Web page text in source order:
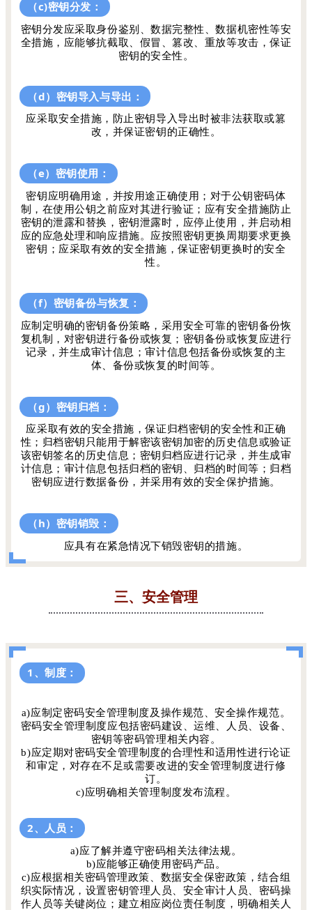
（c)密钥分发：
密钥分发应采取身份鉴别、数据完整性、数据机密性等安
全措施，应能够抗截取、假冒、篡改、重放等攻击，保证
密钥的安全性。
（d）密钥导入与导出：
应采取安全措施，防止密钥导入导出时被非法获取或篡
改，并保证密钥的正确性。
（e）密钥使用：
密钥应明确用途，并按用途正确使用；对于公钥密码体
制，在使用公钥之前应对其进行验证；应有安全措施防止
密钥的泄露和替换，密钥泄露时，应停止使用，并启动相
应的应急处理和响应措施。应按照密钥更换周期要求更换
密钥；应采取有效的安全措施，保证密钥更换时的安全
性。
（f）密钥备份与恢复：
应制定明确的密钥备份策略，采用安全可靠的密钥备份恢
复机制，对密钥进行备份或恢复；密钥备份或恢复应进行
记录，并生成审计信息；审计信息包括备份或恢复的主
体、备份或恢复的时间等。
（g）密钥归档：
应采取有效的安全措施，保证归档密钥的安全性和正确
性；归档密钥只能用于解密该密钥加密的历史信息或验证
该密钥签名的历史信息；密钥归档应进行记录，并生成审
计信息；审计信息包括归档的密钥、归档的时间等；归档
密钥应进行数据备份，并采用有效的安全保护措施。
（h）密钥销毁：
应具有在紧急情况下销毁密钥的措施。
三、安全管理
1、制度：
a)应制定密码安全管理制度及操作规范、安全操作规范。
密码安全管理制度应包括密码建设、运维、人员、设备、
密钥等密码管理相关内容。
b)应定期对密码安全管理制度的合理性和适用性进行论证
和审定，对存在不足或需要改进的安全管理制度进行修
订。
c)应明确相关管理制度发布流程。
2、人员：
a)应了解并遵守密码相关法律法规。
b)应能够正确使用密码产品。
c)应根据相关密码管理政策、数据安全保密政策，结合组
织实际情况，设置密钥管理人员、安全审计人员、密码操
作人员等关键岗位；建立相应岗位责任制度，明确相关人